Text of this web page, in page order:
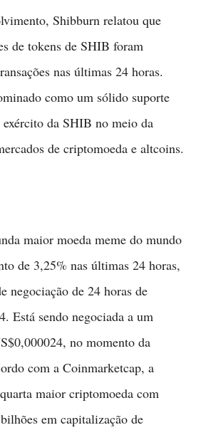
Shibburn relatou que
de tokens de SHIB foram
nas últimas 24 horas.
como um sólido suporte
da SHIB no meio da
de criptomoeda e altcoins.
maior moeda meme do mundo
de 3,25% nas últimas 24 horas,
negociação de 24 horas de
Está sendo negociada a um
no momento da
com a Coinmarketcap, a
maior criptomoeda com
em capitalização de